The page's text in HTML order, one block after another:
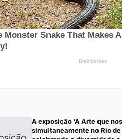
A exposição 'A Arte que
simultaneamente no Rio